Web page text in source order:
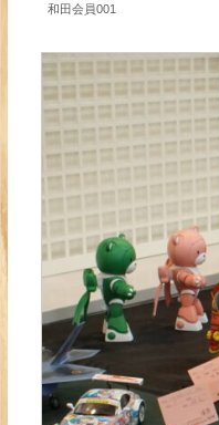
和田会員001